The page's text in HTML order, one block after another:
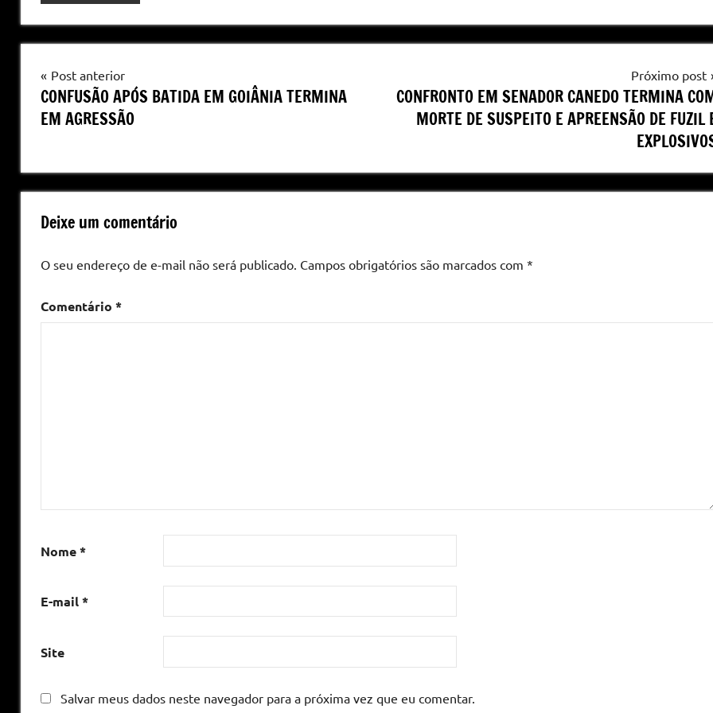
Navegação
de
Post
Post anterior
CONFUSÃO APÓS BATIDA EM GOIÂNIA TERMINA
EM AGRESSÃO
Próximo post
CONFRONTO EM SENADOR CANEDO TERMINA
MORTE DE SUSPEITO E APREENSÃO DE FUZIL
Deixe um comentário
O seu endereço de e-mail não será publicado. Campos obrigatórios são marcados com *
Comentário *
Nome*
E-mail*
Site
Salvar meus dados neste navegador para a próxima vez que eu comentar.